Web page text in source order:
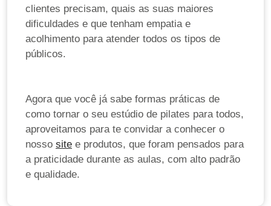
clientes precisam, quais as suas maiores
dificuldades e que tenham empatia e
acolhimento para atender todos os tipos de
públicos.
Agora que você já sabe formas práticas de
como tornar o seu estúdio de pilates para todos,
aproveitamos para te convidar a conhecer o
nosso site e produtos, que foram pensados para
a praticidade durante as aulas, com alto padrão
e qualidade.